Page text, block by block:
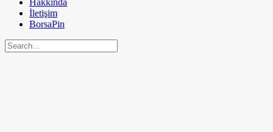
İletişim
BorsaPin